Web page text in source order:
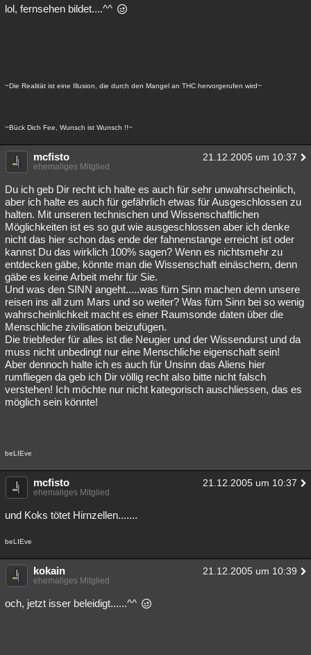
lol, fernsehen bildet....^^
~Die Realität ist eine Illusion, die durch den Mangel an THC hervorgerufen wird~
~Bück Dich Fee, Wunsch ist Wunsch !!~
mcfisto 21.12.2005 um 10:37
ehemaliges Mitglied
Du ich geb Dir recht ich halte es auch für sehr unwahrscheinlich,
aber ich halte es auch für gefährlich etwas für Ausgeschlossen zu
halten. Mit unseren technischen und Wissenschaftlichen
Möglichkeiten ist es so gut wie ausgeschlossen aber ich denke
nicht das hier schon das ende der fahnenstange erreicht ist oder
kannst Du das wirklich 100% sagen? Wenn es nichtsmehr zu
entdecken gäbe, könnte man die Wissenschaft einäschern, denn
gäbe es keine Arbeit mehr für Sie.
Und was den SINN angeht.....was fürn Sinn machen denn unsere
reisen ins all zum Mars und so weiter? Was fürn Sinn bei so wenig
wahrscheinlichkeit macht es einer Raumsonde daten über die
Menschliche zivilisation beizufügen.
Die triebfeder für alles ist die Neugier und der Wissendurst und da
muss nicht unbedingt nur eine Menschliche eigenschaft sein!
Aber dennoch halte ich es auch für Unsinn das Aliens hier
rumfliegen da geb ich Dir völlig recht also bitte nicht falsch
verstehen! Ich möchte nur nicht kategorisch auschliessen, das es
möglich sein könnte!
beLIEve
mcfisto 21.12.2005 um 10:37
ehemaliges Mitglied
und Koks tötet Hirnzellen.......
beLIEve
kokain 21.12.2005 um 10:39
ehemaliges Mitglied
och, jetzt isser beleidigt......^^